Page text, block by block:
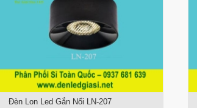
Đèn Lon Led Gắn Nổi LN-207